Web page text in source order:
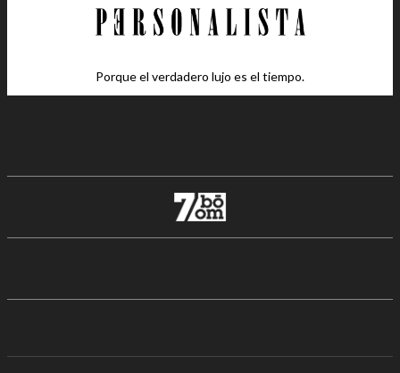
Porque el verdadero lujo es el tiempo.